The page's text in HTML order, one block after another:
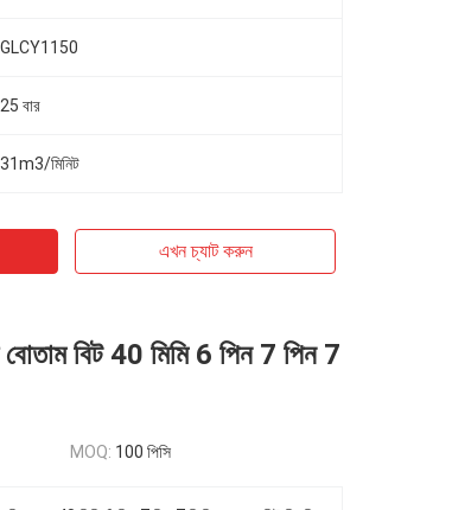
GLCY1150
25 বার
31m3/মিনিট
এখন চ্যাট করুন
বোতাম বিট 40 মিমি 6 পিন 7 পিন 7
MOQ: 100 পিসি